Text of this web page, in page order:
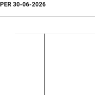
PER 30-06-2026